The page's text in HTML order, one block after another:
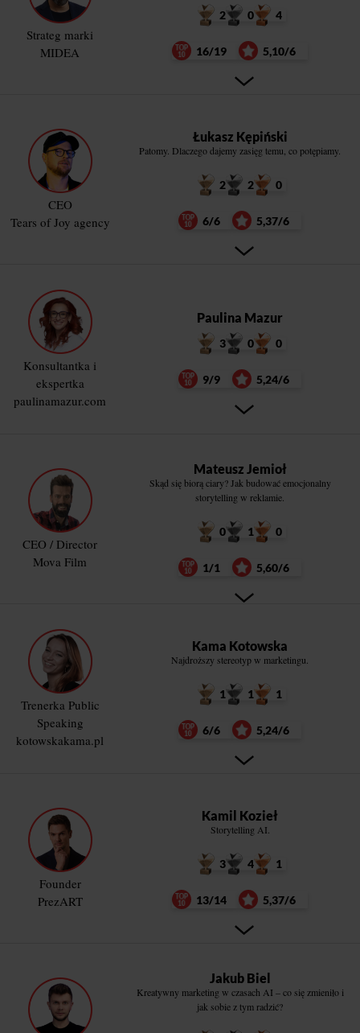
Strateg marki
MIDEA
2 0 4
16/19 5,10/6
CEO
Tears of Joy agency
Łukasz Kępiński
Patomy. Dlaczego dajemy zasięg temu, co potępiamy.
2 2 0
6/6 5,37/6
Konsultantka i
ekspertka
paulinamazur.com
Paulina Mazur
3 0 0
9/9 5,24/6
CEO / Director
Mova Film
Mateusz Jemioł
Skąd się biorą ciary? Jak budować emocjonalny
storytelling w reklamie.
0 1 0
1/1 5,60/6
Trenerka Public
Speaking
kotowskakama.pl
Kama Kotowska
Najdroższy stereotyp w marketingu.
1 1 1
6/6 5,24/6
Founder
PrezART
Kamil Kozieł
Storytelling AI.
3 4 1
13/14 5,37/6
Jakub Biel
Kreatywny marketing w czasach AI – co się zmieniło i
jak sobie z tym radzić?